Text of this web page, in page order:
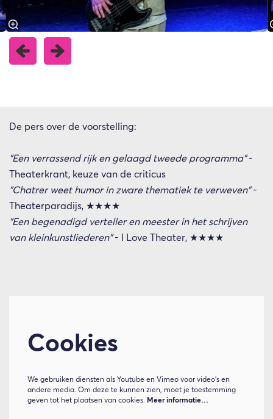
De pers over de voorstelling:
"Een verrassend rijk en gelaagd tweede programma"-
Theaterkrant, keuze van de criticus
"Chatrer weet humor in zware thematiek te verweven"-
Theaterparadijs, ★★★★
"Een begenadigd verteller en meester in het schrijven
van kleinkunstliederen"- I Love Theater, ★★★★
Cookies
We gebruiken diensten als Youtube en Vimeo voor video's en
andere media. Om deze te kunnen zien, moet je toestemming
geven tot het plaatsen van cookies. Meer informatie…